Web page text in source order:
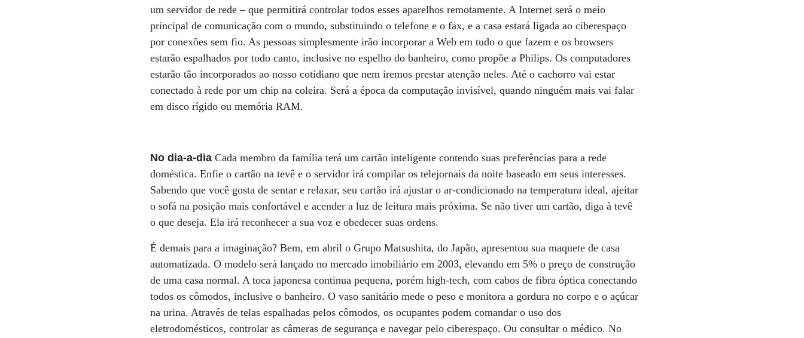
um servidor de rede – que permitirá controlar todos esses aparelhos remotamente. A Internet será o meio
principal de comunicação com o mundo, substituindo o telefone e o fax, e a casa estará ligada ao ciberespaço
por conexões sem fio. As pessoas simplesmente irão incorporar a Web em tudo o que fazem e os browsers
estarão espalhados por todo canto, inclusive no espelho do banheiro, como propõe a Philips. Os computadores
estarão tão incorporados ao nosso cotidiano que nem iremos prestar atenção neles. Até o cachorro vai estar
conectado à rede por um chip na coleira. Será a época da computação invisível, quando ninguém mais vai falar
em disco rígido ou memória RAM.
No dia-a-diaCada membro da família terá um cartão inteligente contendo suas preferências para a rede
doméstica. Enfie o cartão na tevê e o servidor irá compilar os telejornais da noite baseado em seus interesses.
Sabendo que você gosta de sentar e relaxar, seu cartão irá ajustar o ar-condicionado na temperatura ideal, ajeitar
o sofá na posição mais confortável e acender a luz de leitura mais próxima. Se não tiver um cartão, diga à tevê
o que deseja. Ela irá reconhecer a sua voz e obedecer suas ordens.
É demais para a imaginação? Bem, em abril o Grupo Matsushita, do Japão, apresentou sua maquete de casa
automatizada. O modelo será lançado no mercado imobiliário em 2003, elevando em 5% o preço de construção
de uma casa normal. A toca japonesa continua pequena, porém high-tech, com cabos de fibra óptica conectando
todos os cômodos, inclusive o banheiro. O vaso sanitário mede o peso e monitora a gordura no corpo e o açúcar
na urina. Através de telas espalhadas pelos cômodos, os ocupantes podem comandar o uso dos
eletrodomésticos, controlar as câmeras de segurança e navegar pelo ciberespaço. Ou consultar o médico. No